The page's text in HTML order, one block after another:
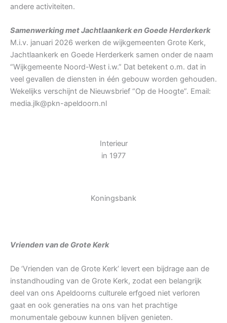
andere activiteiten.
Samenwerking met Jachtlaankerk en Goede Herderkerk
M.i.v. januari 2026 werken de wijkgemeenten Grote Kerk,
Jachtlaankerk en Goede Herderkerk samen onder de naam
“Wijkgemeente Noord-West i.w.” Dat betekent o.m. dat in
veel gevallen de diensten in één gebouw worden gehouden.
Wekelijks verschijnt de Nieuwsbrief “Op de Hoogte”. Email:
media.jlk@pkn-apeldoorn.nl
Interieur
in 1977
Koningsbank
Vrienden van de Grote Kerk
De ‘Vrienden van de Grote Kerk’ levert een bijdrage aan de
instandhouding van de Grote Kerk, zodat een belangrijk
deel van ons Apeldoorns culturele erfgoed niet verloren
gaat en ook generaties na ons van het prachtige
monumentale gebouw kunnen blijven genieten.